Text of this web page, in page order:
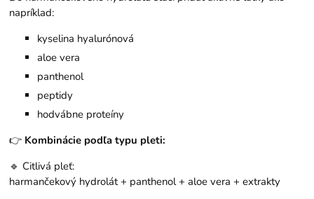
napríklad:
kyselina hyalurónová
aloe vera
panthenol
peptidy
hodvábne proteíny
👉 Kombinácie podľa typu pleti:
🔹 Citlivá pleť:
harmančekový hydrolát + panthenol + aloe vera + extrakty